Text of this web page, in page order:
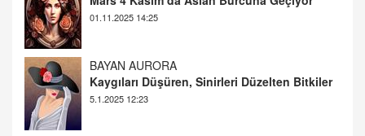
Kaygıları Düşüren, Sinirleri Düzelten Bitkiler
DOKTOR CİVANIM
Mastürbasyon ve Tatmin: Bir Keşif Yolculuğu